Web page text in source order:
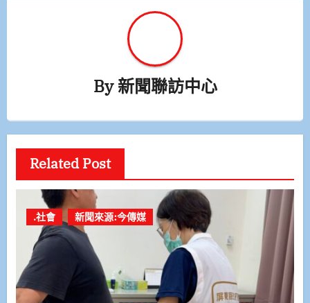
By新聞聯訪中心
Related Post
.社會 新聞來源:今傳媒